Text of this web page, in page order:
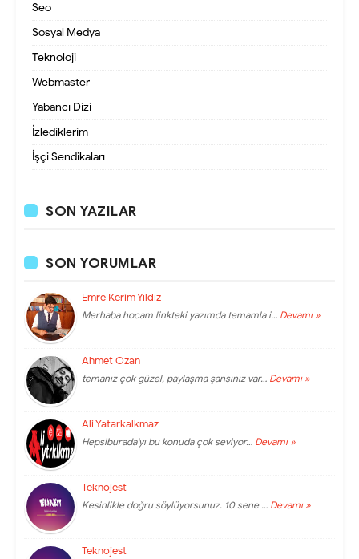
Seo
Sosyal Medya
Teknoloji
Webmaster
Yabancı Dizi
İzlediklerim
İşçi Sendikaları
SON YAZILAR
SON YORUMLAR
Emre Kerim Yıldız
Merhaba hocam linkteki yazımda temamla i… Devamı »
Ahmet Ozan
temanız çok güzel, paylaşma şansınız var… Devamı »
Ali Yatarkalkmaz
Hepsiburada'yı bu konuda çok seviyor… Devamı »
Teknojest
Kesinlikle doğru söylüyorsunuz. 10 sene … Devamı »
Teknojest